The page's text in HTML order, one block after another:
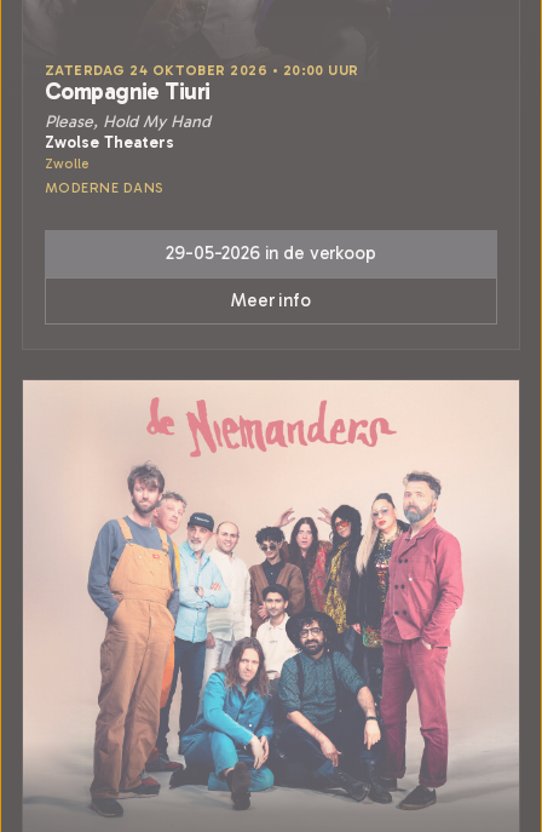
ZATERDAG 24 OKTOBER 2026 • 20:00 UUR
Compagnie Tiuri
Please, Hold My Hand
Zwolse Theaters
Zwolle
MODERNE DANS
29-05-2026 in de verkoop
Meer info